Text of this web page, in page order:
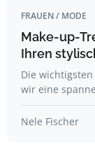
FRAUEN / MODE
Make-up-
Ihren
Die
wir eine
Nele Fischer